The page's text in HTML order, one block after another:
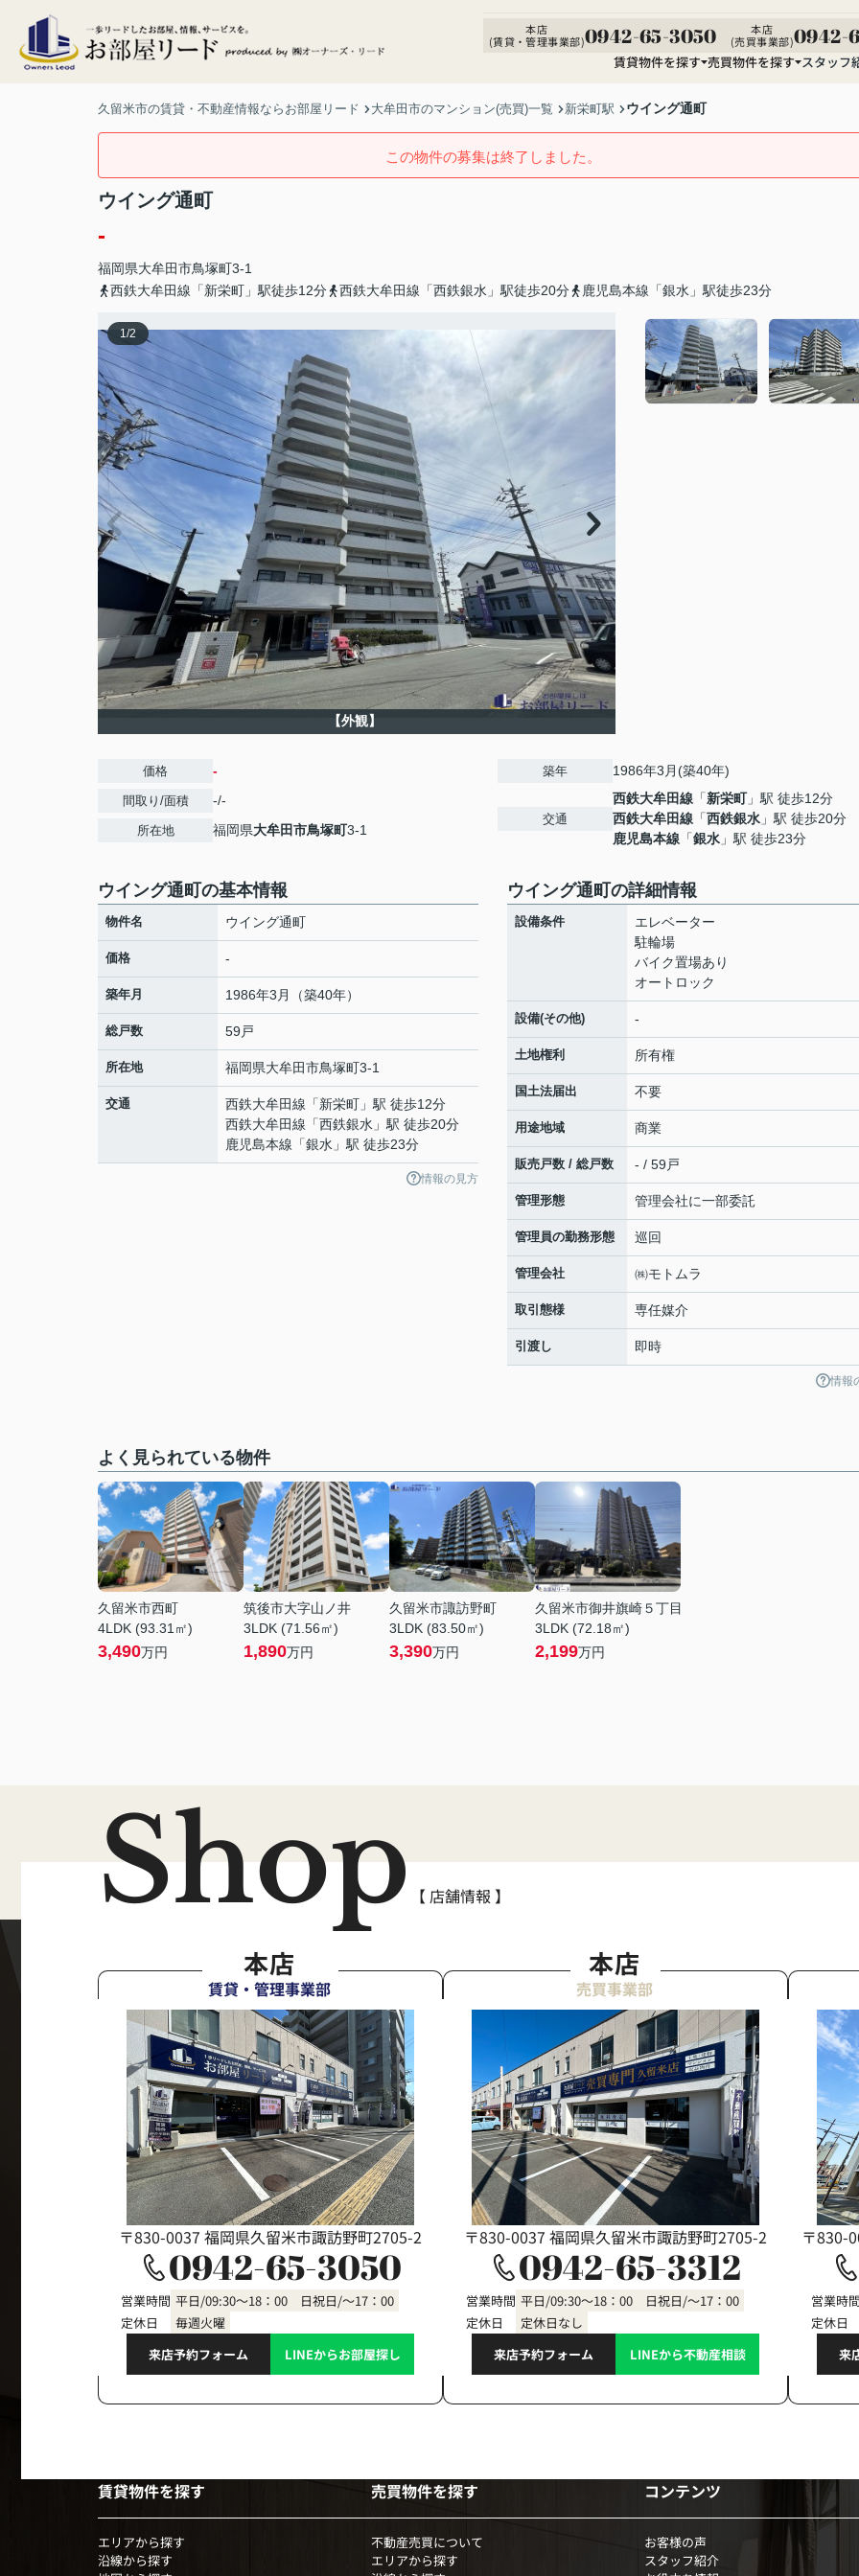
本店
(賃貸・管理事業部)0942-65-3050
本店
(売買事業部)0942-
賃貸物件を探す 売買物件を探す スタッフ
久留米市の賃貸・不動産情報ならお部屋リード 大牟田市のマンション(売買)一覧 新栄町駅 ウイング通町
この物件の募集は終了しました。
ウイング通町
-
福岡県大牟田市鳥塚町3-1
西鉄大牟田線「新栄町」駅徒歩12分
西鉄大牟田線「西鉄銀水」駅徒歩20分 鹿児島本線「銀水」駅徒歩23分
1/2
【外観】
価格 -
間取り/面積 -/-
所在地 福岡県大牟田市鳥塚町3-1
築年 1986年3月(築40年)
交通
西鉄大牟田線 「新栄町」駅 徒歩12分
西鉄大牟田線 「西鉄銀水 」駅 徒歩20分
鹿児島本線 「銀水 」駅 徒歩23分
ウイング通町の基本情報
物件名 ウイング通町
価格 -
築年月 1986年3月（築40年）
総戸数 59戸
所在地 福岡県大牟田市鳥塚町3-1
交通 西鉄大牟田線 「新栄町 」駅 徒歩12分
西鉄大牟田線 「西鉄銀水 」駅 徒歩20分
鹿児島本線 「銀水 」駅 徒歩23分
情報の見方
ウイング通町の詳細情報
設備条件
エレベーター
駐輪場
バイク置場あり
オートロック
設備(その他) -
土地権利 所有権
国土法届出 不要
用途地域 商業
販売戸数 / 総戸数 - / 59戸
管理形態 管理会社に一部委託
管理員の勤務形態 巡回
管理会社 ㈱モトムラ
取引態様 専任媒介
引渡し 即時
情報
よく見られている物件
久留米市西町
4LDK (93.31㎡)
3,490万円
筑後市大字山ノ井
3LDK (71.56㎡)
1,890万円
久留米市諏訪野町
3LDK (83.50㎡)
3,390万円
久留米市御井旗崎５丁目
3LDK (72.18㎡)
2,199万円
Shop 【 店舗情報 】
本店
賃貸・管理事業部
〒830-0037 福岡県久留米市諏訪野町2705-2
0942-65-3050
営業時間 平日/09:30～18：00 日祝日/～17：00
定休日
毎週火曜
来店予約フォーム
LINEからお部屋探し
本店
売買事業部
〒830-0037 福岡県久留米市諏訪野町2705-2
0942-65-3312
営業時間 平日/09:30～18：00 日祝日/～17：00
定休日
定休日なし
来店予約フォーム
LINEから不動産相談
〒830-
営業時
定休日
来
賃貸物件を探す
エリアから探す
沿線から探す
売買物件を探す
不動産売買について
エリアから探す
コンテンツ
お客様の声
スタッフ紹介